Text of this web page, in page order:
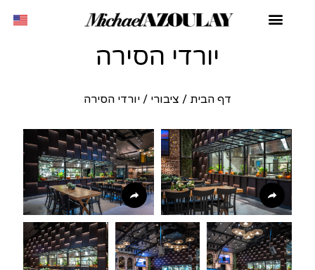
יורדי הסירה
דף הבית / ציבורי / יורדי הסירה